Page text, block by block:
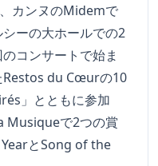
カンヌのMidemで
ーの大ホールでの2
コンサートで始ま
Restos du Cœurの10
」とともに参加
Musiqueで2つの賞
とSong of the